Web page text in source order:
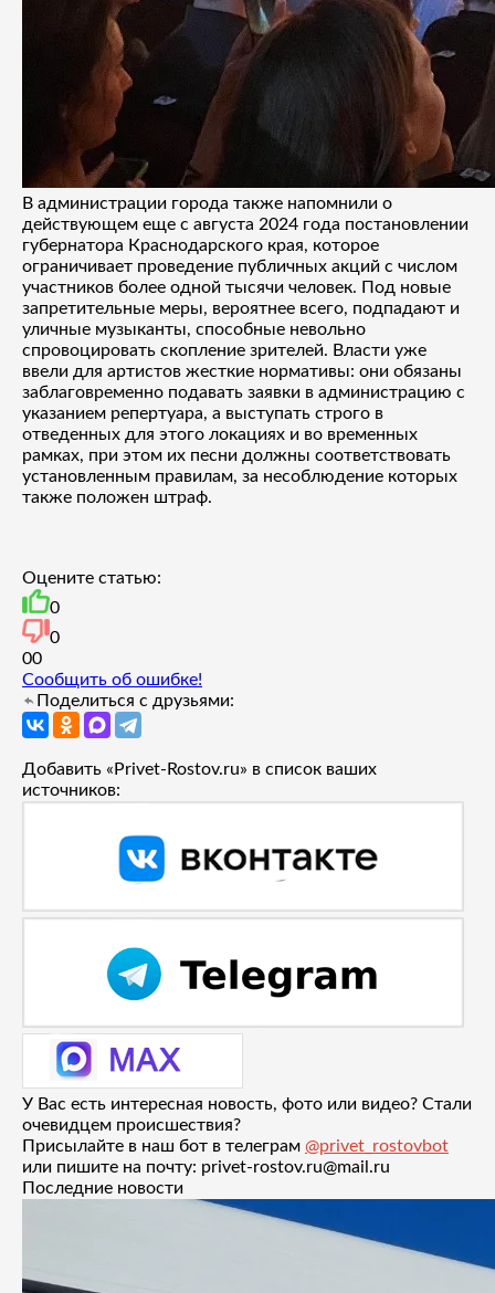
В администрации города также напомнили о
действующем еще с августа 2024 года постановлении
губернатора Краснодарского края, которое
ограничивает проведение публичных акций с числом
участников более одной тысячи человек. Под новые
запретительные меры, вероятнее всего, подпадают и
уличные музыканты, способные невольно
спровоцировать скопление зрителей. Власти уже
ввели для артистов жесткие нормативы: они обязаны
заблаговременно подавать заявки в администрацию с
указанием репертуара, а выступать строго в
отведенных для этого локациях и во временных
рамках, при этом их песни должны соответствовать
установленным правилам, за несоблюдение которых
также положен штраф.
Оцените статью:
0
0
00
Сообщить об ошибке!
Поделиться с друзьями:
Добавить «Privet-Rostov.ru» в список ваших
источников:
У Вас есть интересная новость, фото или видео? Стали
очевидцем происшествия?
Присылайте в наш бот в телеграм @privet_rostovbot
или пишите на почту: privet-rostov.ru@mail.ru
Последние новости